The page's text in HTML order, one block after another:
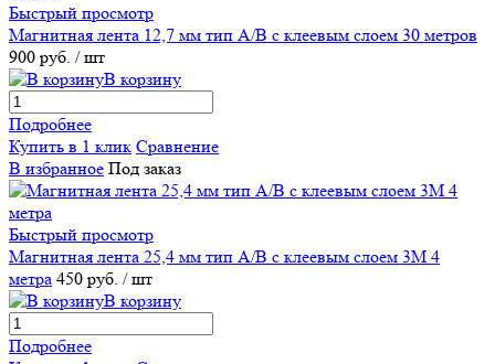
Быстрый просмотр
Магнитная лента 12,7 мм тип А/В с клеевым слоем 30 метров
900 руб. / шт
В корзину
Подробнее
Купить в 1 клик Сравнение
В избранное Под заказ
Быстрый просмотр
Магнитная лента 25,4 мм тип А/В с клеевым слоем 3M 4
метра 450 руб. / шт
В корзину
Подробнее